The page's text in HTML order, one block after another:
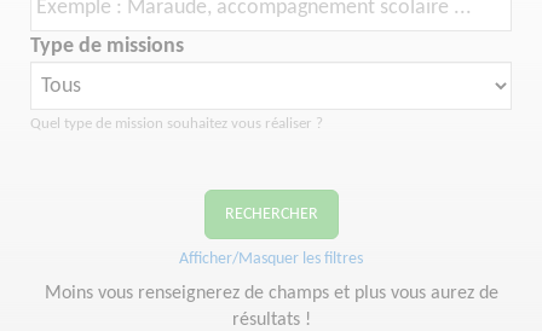
Type de missions
Quel type de mission souhaitez vous réaliser ?
RECHERCHER
Afficher/Masquer les filtres
Moins vous renseignerez de champs et plus vous aurez de
résultats !